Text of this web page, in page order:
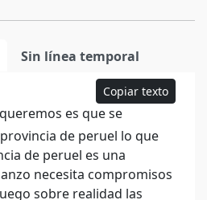
Sin línea temporal
Copiar texto
es que se
de peruel lo que
de peruel es una
necesita compromisos
sobre realidad las